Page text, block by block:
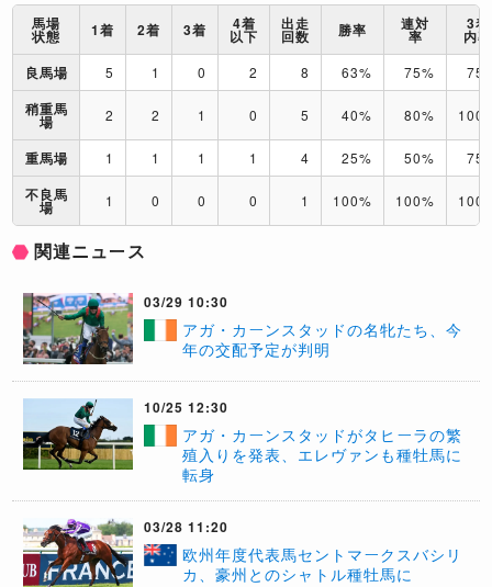
馬場
状態 1着 2着 3着 4着
以下
出走
回数 勝率 連対
率
3着
内率
良馬場
5 1 0 2 8 63% 75%
稍重馬
場 2 2 1 0 5 40% 80%
重馬場 1 1 1 1 4 25% 50%
不良馬
場 1 0 0 0 1 100% 100%
関連ニュース
03/29 10:30
アガ・カーンスタッドの名牝たち、今
年の交配予定が判明
10/25 12:30
アガ・カーンスタッドがタヒーラの繁
殖入りを発表、エレヴァンも種牡馬に
転身
03/28 11:20
​欧州年度代表馬セントマークスバシリ
カ、豪州とのシャトル種牡馬に